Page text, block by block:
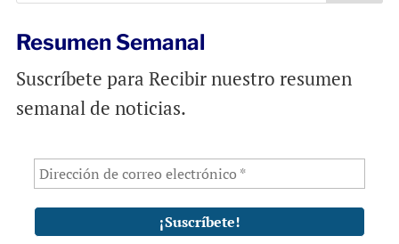
Resumen Semanal
Suscríbete para Recibir nuestro resumen
semanal de noticias.